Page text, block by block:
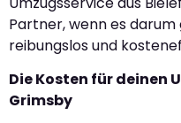
Partner, wenn es darum
reibungslos und
Die Kosten für deinen
Grimsby